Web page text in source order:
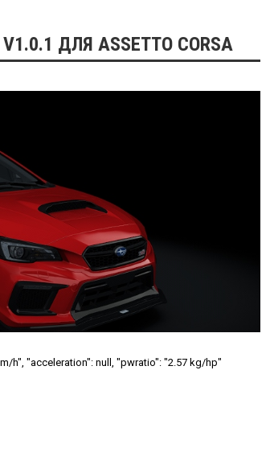
ДЛЯ ASSETTO CORSA
h", "acceleration": null, "pwratio": "2.57 kg/hp"